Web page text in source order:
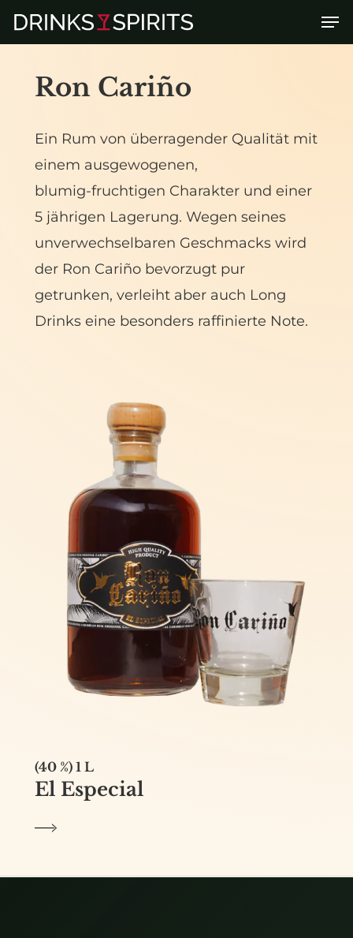
Skip
contentRon Cariño
Ein Rum von überragender Qualität mit
einem ausgewogenen,
blumig-fruchtigen Charakter und einer
5 jährigen Lagerung. Wegen seines
unverwechselbaren Geschmacks wird
der Ron Cariño bevorzugt pur
getrunken, verleiht aber auch Long
Drinks eine besonders raffinierte Note.
(40 %) 1 L
El Especial